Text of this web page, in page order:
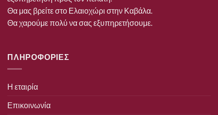
Θα μας βρείτε στο Ελαιοχώρι στην Καβάλα.
Θα χαρούμε πολύ να σας εξυπηρετήσουμε.
ΠΛΗΡΟΦΟΡΙΕΣ
Η εταιρία
Επικοινωνία